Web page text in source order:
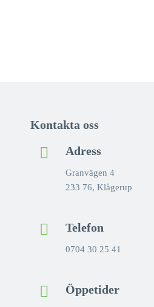
Kontakta oss
Adress
Granvägen 4
233 76, Klågerup
Telefon
0704 30 25 41
Öppetider